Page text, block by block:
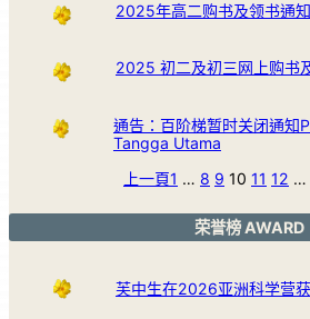
2025年高二购书及领书通知
2025 初二及初三网上购书
通告：百阶梯暂时关闭通知
Tangga Utama
上一頁1 … 8 9 10 11 12 …
荣誉榜 AWARD
芙中生在2026亚洲科学营